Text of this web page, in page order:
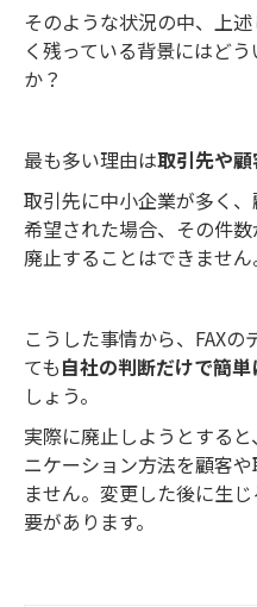
そのような状況の中、上
く残っている背景にはど
か？
最も多い理由は取引先や
取引先に中小企業が多く
希望された場合、その件
廃止することはできません
こうした事情から、FAX
ても自社の判断だけで簡
しょう。
実際に廃止しようとする
ニケーション方法を顧客
ません。変更した後に生
要があります。